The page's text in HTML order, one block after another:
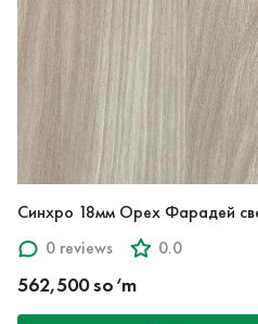
Синхро 18мм Орех Фарадей
0 reviews
0.0
562,500 so‘m